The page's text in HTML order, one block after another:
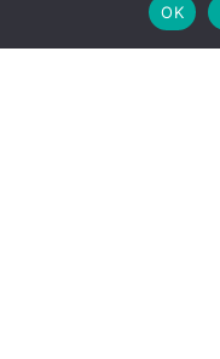
OK